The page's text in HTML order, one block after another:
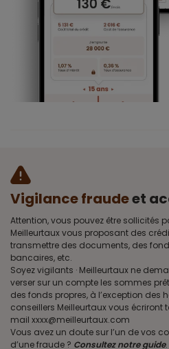
Vigilance fraudeet
Attention, vous pouvez être sollicités
Meilleurtaux vous proposant des
transmettre des documents, des
bancaires, etc.
Soyez vigilants · Meilleurtaux ne
verser sur un compte les sommes
des fonds propres, à l’exception des
conseillers Meilleurtaux vous écriront
mail xxxx@meilleurtaux.com
Vous avez un doute sur l’un de vos
d’une fraude ? Consultez notre guide.